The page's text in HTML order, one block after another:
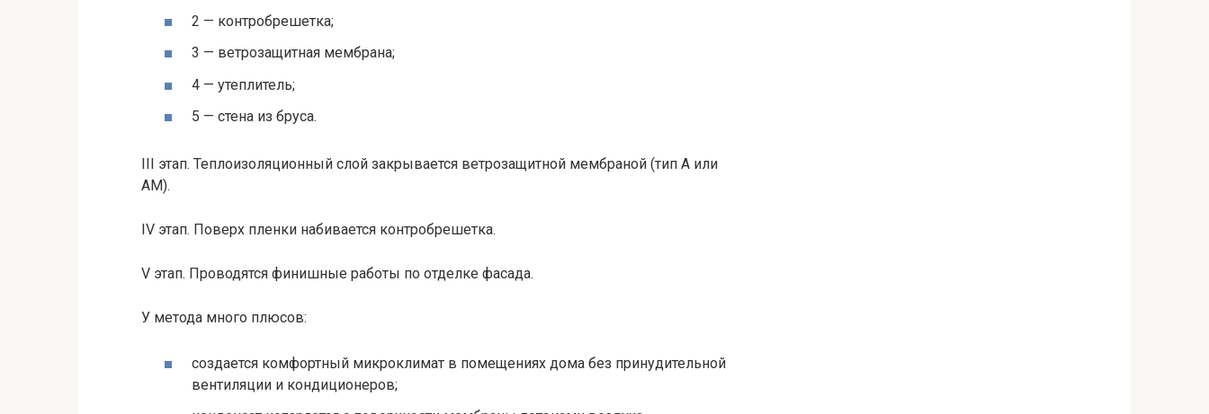
2 — контробрешетка;
3 — ветрозащитная мембрана;
4 — утеплитель;
5 — стена из бруса.
III этап. Теплоизоляционный слой закрывается ветрозащитной мембраной (тип А или
АМ).
IV этап. Поверх пленки набивается контробрешетка.
V этап. Проводятся финишные работы по отделке фасада.
У метода много плюсов:
создается комфортный микроклимат в помещениях дома без принудительной
вентиляции и кондиционеров;